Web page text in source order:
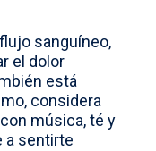
sanguíneo,
el dolor
está
considera
música, té y
a sentirte